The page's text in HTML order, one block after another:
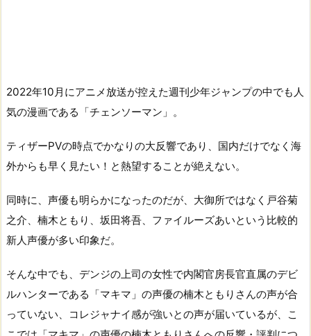
2022年10月にアニメ放送が控えた週刊少年ジャンプの中でも人
気の漫画である「チェンソーマン」。
ティザーPVの時点でかなりの大反響であり、国内だけでなく海
外からも早く見たい！と熱望することが絶えない。
同時に、声優も明らかになったのだが、大御所ではなく戸谷菊
之介、楠木ともり、坂田将吾、ファイルーズあいという比較的
新人声優が多い印象だ。
そんな中でも、デンジの上司の女性で内閣官房長官直属のデビ
ルハンターである「マキマ」の声優の楠木ともりさんの声が合
っていない、コレジャナイ感が強いとの声が届いているが、こ